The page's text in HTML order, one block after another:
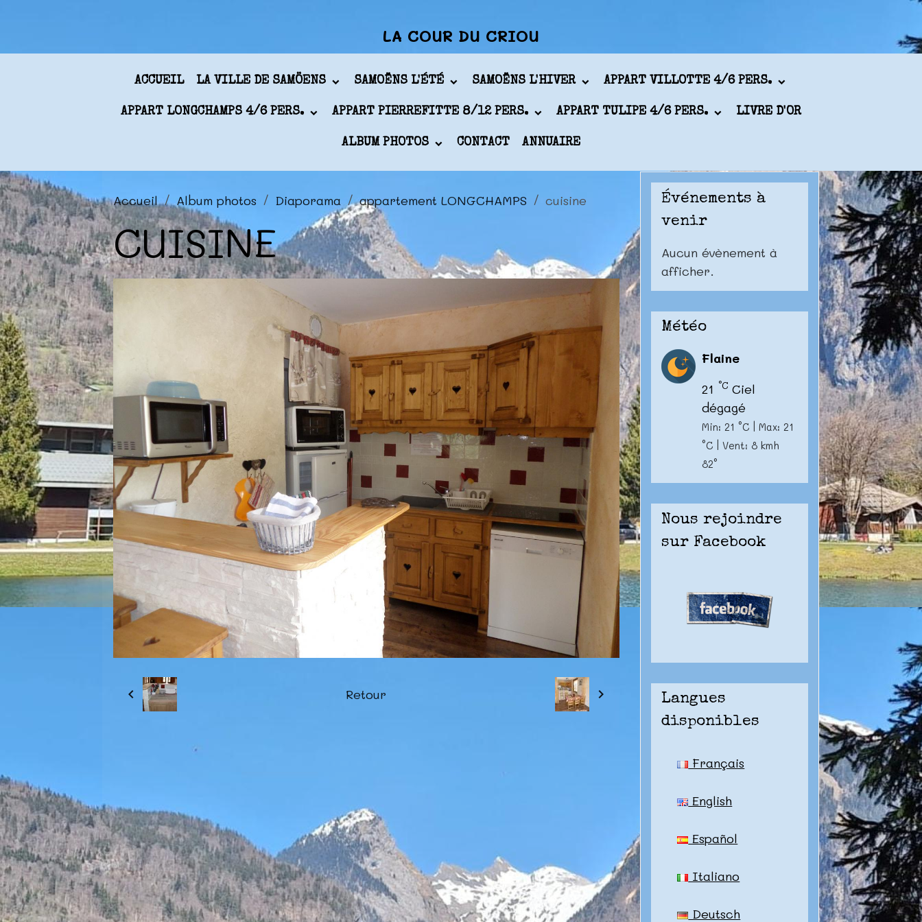
LA COUR DU CRIOU
ACCUEIL LA VILLE DE SAMÖENS SAMOËNS L'ÉTÉ SAMOËNS L'HIVER APPART VILLOTTE 4/6 PERS.
APPART LONGCHAMPS 4/6 PERS. APPART PIERREFITTE 8/12 PERS. APPART TULIPE 4/6 PERS. LIVRE D'OR
ALBUM PHOTOS CONTACT ANNUAIRE
Accueil Album photos Diaporama appartement LONGCHAMPS cuisine
CUISINE
Retour
Événements à
venir
Aucun évènement à
afficher.
Météo
Flaine
21 °CCiel
dégagé
Min: 21 °C | Max: 21
°C | Vent: 8 kmh
82°
Nous rejoindre
sur Facebook
Langues
disponibles
Français
English
Español
Italiano
Deutsch